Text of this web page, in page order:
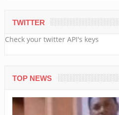
TWITTER
Check your twitter API's keys
TOP NEWS